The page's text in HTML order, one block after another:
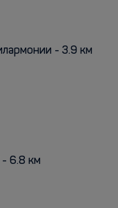
- 3.9 км
- 6.8 км